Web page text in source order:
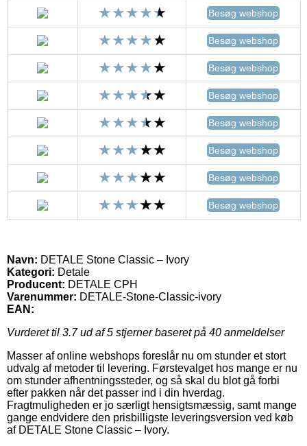
Besøg webshop
Besøg webshop
Besøg webshop
Besøg webshop
Besøg webshop
Besøg webshop
Besøg webshop
Besøg webshop
Navn: DETALE Stone Classic – Ivory
Kategori: Detale
Producent: DETALE CPH
Varenummer: DETALE-Stone-Classic-ivory
EAN:
Vurderet til 3.7ud af 5 stjerner baseret på 40 anmeldelser
Masser af online webshops foreslår nu om stunder et stort
udvalg af metoder til levering. Førstevalget hos mange er nu
om stunder afhentningssteder, og så skal du blot gå forbi
efter pakken når det passer ind i din hverdag.
Fragtmuligheden er jo særligt hensigtsmæssig, samt mange
gange endvidere den prisbilligste leveringsversion ved køb
af DETALE Stone Classic – Ivory.